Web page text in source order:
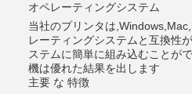
オペレーティングシステム
当社のプリンタは
レーティングシステムと互換性
ステムに簡単に組み込むことが
機は優れた結果を出します
主要 な 特徴